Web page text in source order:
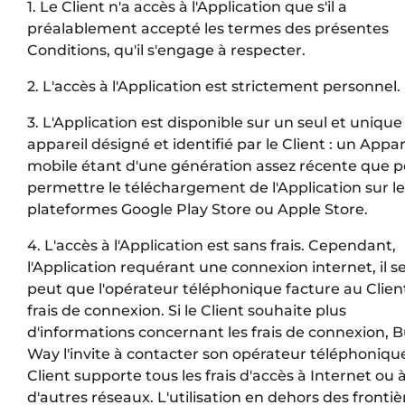
1. Le Client n'a accès à l'Application que s'il a
préalablement accepté les termes des présentes
Conditions, qu'il s'engage à respecter.
2. L'accès à l'Application est strictement personnel.
3. L'Application est disponible sur un seul et unique
appareil désigné et identifié par le Client : un
mobile étant d'une génération assez récente que
permettre le téléchargement de l'Application sur
plateformes Google Play Store ou Apple Store.
4. L'accès à l'Application est sans frais. Cependant,
l'Application requérant une connexion internet, il
peut que l'opérateur téléphonique facture au
frais de connexion. Si le Client souhaite plus
d'informations concernant les frais de connexion,
Way l'invite à contacter son opérateur
Client supporte tous les frais d'accès à Internet ou
d'autres réseaux. L'utilisation en dehors des